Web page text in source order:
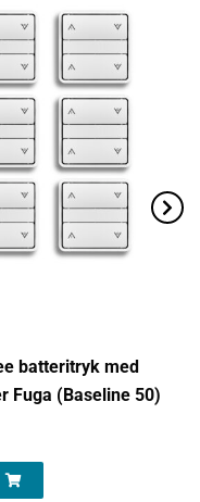
batteritryk med
Fuga (Baseline 50)